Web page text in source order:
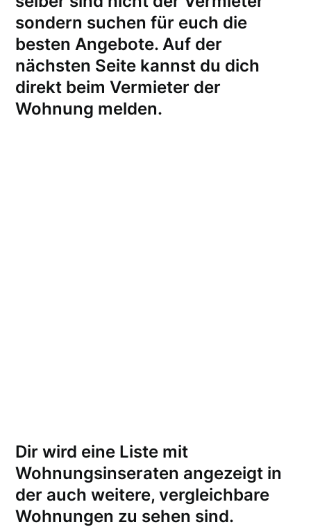
sondern suchen für euch die
besten Angebote. Auf der
nächsten Seite kannst du dich
direkt beim Vermieter der
Wohnung melden.
Dir wird eine Liste mit
Wohnungsinseraten angezeigt in
der auch weitere, vergleichbare
Wohnungen zu sehen sind.